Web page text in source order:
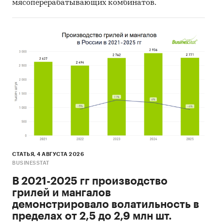
мясоперерабатывающих комбинатов.
СТАТЬЯ, 4 АВГУСТА 2026
BUSINESSTAT
В 2021-2025 гг производство
грилей и мангалов
демонстрировало волатильность в
пределах от 2,5 до 2,9 млн шт.